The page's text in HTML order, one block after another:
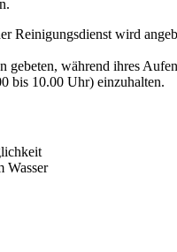
Reinigungsdienst wird
gebeten, während ihres
bis 10.00 Uhr) einzuhalten.
Wasser